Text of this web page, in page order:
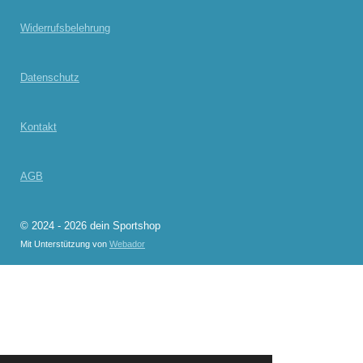
Widerrufsbelehrung
Datenschutz
Kontakt
AGB
© 2024 - 2026 dein Sportshop
Mit Unterstützung von Webador